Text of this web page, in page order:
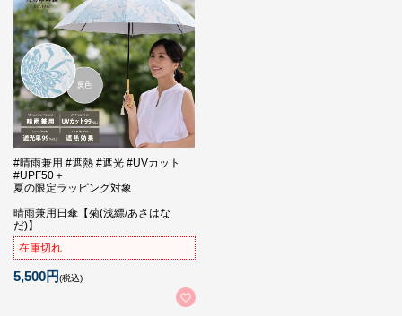
#晴雨兼用 #遮熱 #遮光 #UVカット
#UPF50＋
夏の限定ラッピング対象
晴雨兼用日傘【菊(浅縹/あさはな
だ)】
在庫切れ
5,500円(税込)